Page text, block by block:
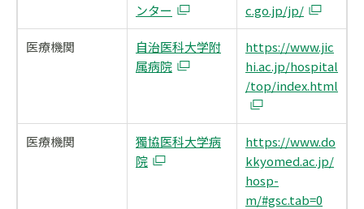
ンター
c.go.jp/jp/
医療機関
自治医科大学附
属病院
https://www.jic
hi.ac.jp/hospital
/top/index.html
医療機関
獨協医科大学病
院
https://www.do
kkyomed.ac.jp/
hosp-
m/#gsc.tab=0